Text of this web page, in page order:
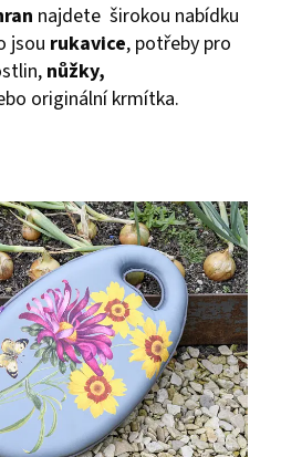
najdete širokou nabídku
jsou rukavice, potřeby pro
nůžky,
originální krmítka.